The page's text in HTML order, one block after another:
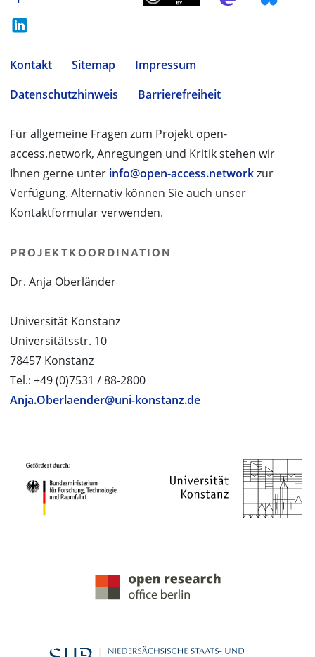
Kontakt Sitemap
Impressum
Datenschutzhinweis
Barrierefreiheit
Für allgemeine Fragen zum Projekt open-
access.network, Anregungen und Kritik stehen wir
Ihnen gerne unter info@open-access.networkzur
Verfügung. Alternativ können Sie auch unser
Kontaktformular verwenden.
PROJEKTKOORDINATION
Dr. Anja Oberländer
Universität Konstanz
Universitätsstr. 10
78457 Konstanz
Tel.: +49 (0)7531 / 88-2800
Anja.Oberlaender@uni-konstanz.de